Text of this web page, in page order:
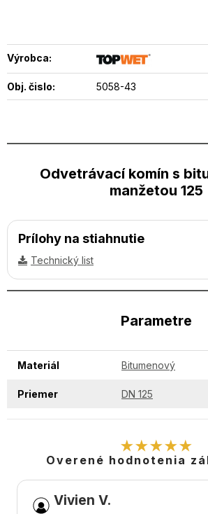
Výrobca:
Obj. čislo: 5058-43
Odvetrávací komín s
manžetou 125
Prílohy na stiahnutie
Technický list
Parametre
Materiál Bitumenový
Priemer DN 125
★★★★★
Overené hodnotenia
Vivien V.